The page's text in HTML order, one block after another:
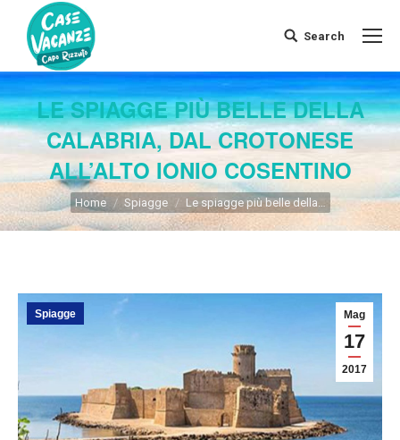
Search:
Search
LE SPIAGGE PIÙ BELLE DELLA
CALABRIA, DAL CROTONESE
ALL’ALTO IONIO COSENTINO
You are here:
Home Spiagge Le spiagge più belle della…
Mag
17
2017
Spiagge